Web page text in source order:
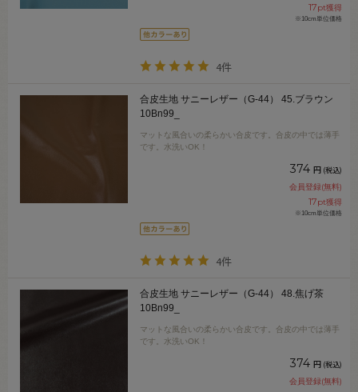
17pt獲得
※10cm単位価格
4件
合皮生地 サニーレザー（G-44） 45.ブラウン
10Bn99_
マットな風合いの柔らかい合皮です。合皮の中では薄手
です。水洗いOK！
374 円 (税込)
会員登録(無料)
17pt獲得
※10cm単位価格
4件
合皮生地 サニーレザー（G-44） 48.焦げ茶
10Bn99_
マットな風合いの柔らかい合皮です。合皮の中では薄手
です。水洗いOK！
374 円 (税込)
会員登録(無料)